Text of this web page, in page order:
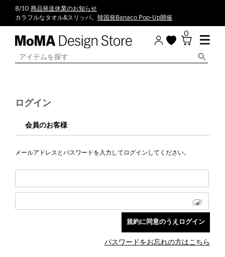
8/10 商品発送休業のお知らせ
カラフルなタオル&スリッパ。 韓国発Banaco Pop-Up開催
0
ログイン
会員のお客様
メールアドレスとパスワードを入力してログインしてください。
パスワードをお忘れの方はこちら